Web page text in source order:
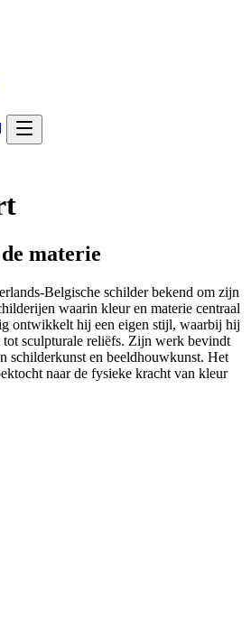
materie
Belgische schilder bekend om zijn
waarin kleur en materie centraal
ontwikkelt hij een eigen stijl, waarbij hij
sculpturale reliëfs. Zijn werk bevindt
schilderkunst en beeldhouwkunst. Het
naar de fysieke kracht van kleur